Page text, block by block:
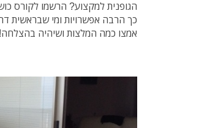
הגופנית למקצוע? הרשמו לקורס
כך הרבה אפשרויות ומי שבראשית
אמצו כמה המלצות ושיהיה בהצלחה!